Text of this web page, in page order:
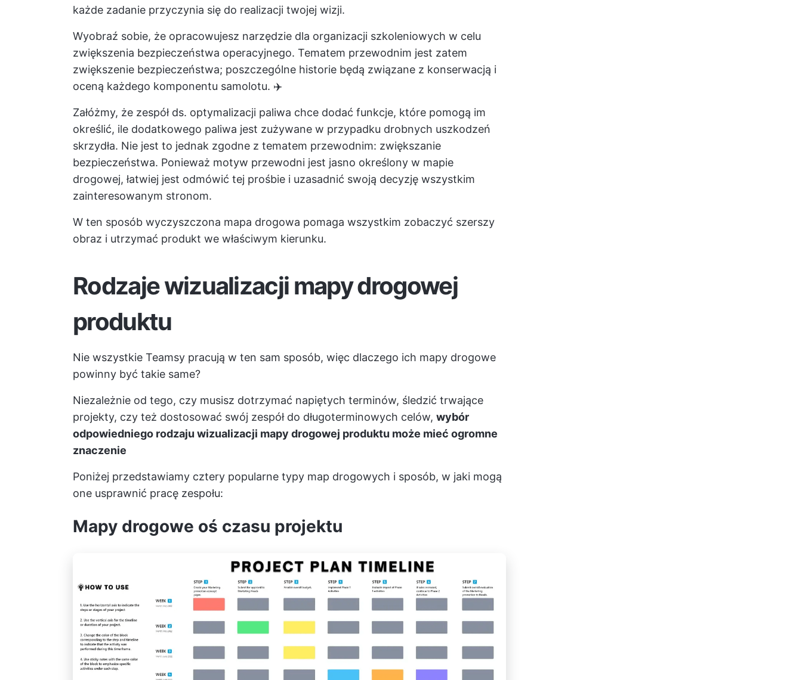
każde zadanie przyczynia się do realizacji twojej wizji.
Wyobraź sobie, że opracowujesz narzędzie dla organizacji szkoleniowych w celu
zwiększenia bezpieczeństwa operacyjnego. Tematem przewodnim jest zatem
zwiększenie bezpieczeństwa; poszczególne historie będą związane z konserwacją i
oceną każdego komponentu samolotu. ✈️
Załóżmy, że zespół ds. optymalizacji paliwa chce dodać funkcje, które pomogą im
określić, ile dodatkowego paliwa jest zużywane w przypadku drobnych uszkodzeń
skrzydła. Nie jest to jednak zgodne z tematem przewodnim: zwiększanie
bezpieczeństwa. Ponieważ motyw przewodni jest jasno określony w mapie
drogowej, łatwiej jest odmówić tej prośbie i uzasadnić swoją decyzję wszystkim
zainteresowanym stronom.
W ten sposób wyczyszczona mapa drogowa pomaga wszystkim zobaczyć szerszy
obraz i utrzymać produkt we właściwym kierunku.
Rodzaje wizualizacji mapy drogowej
produktu
Nie wszystkie Teamsy pracują w ten sam sposób, więc dlaczego ich mapy drogowe
powinny być takie same?
Niezależnie od tego, czy musisz dotrzymać napiętych terminów, śledzić trwające
projekty, czy też dostosować swój zespół do długoterminowych celów, wybór
odpowiedniego rodzaju wizualizacji mapy drogowej produktu może mieć ogromne
znaczenie
Poniżej przedstawiamy cztery popularne typy map drogowych i sposób, w jaki mogą
one usprawnić pracę zespołu:
Mapy drogowe oś czasu projektu